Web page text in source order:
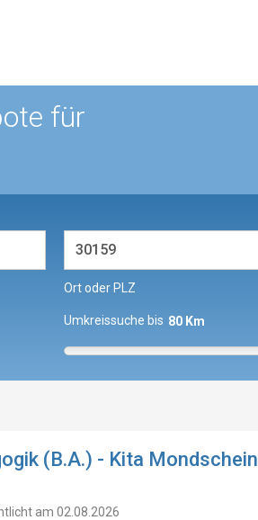
für
Ort oder PLZ
Umkreissuche bis 80 Km
(B.A.) - Kita Mondschein
am 02.08.2026